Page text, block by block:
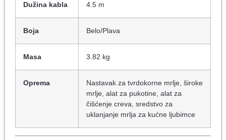
Dužina kabla 4.5 m
Boja Belo/Plava
Masa 3.82 kg
Oprema
Nastavak za tvrdokorne mrlje, široke
mrlje, alat za pukotine, alat za
čišćenje creva, sredstvo za
uklanjanje mrlja za kućne ljubimce